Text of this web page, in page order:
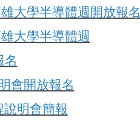
大學半導體週開放報名
大學半導體週
名
會開放報名
明會簡報